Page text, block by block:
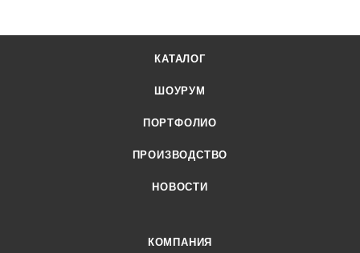
КАТАЛОГ
ШОУРУМ
ПОРТФОЛИО
ПРОИЗВОДСТВО
НОВОСТИ
КОМПАНИЯ